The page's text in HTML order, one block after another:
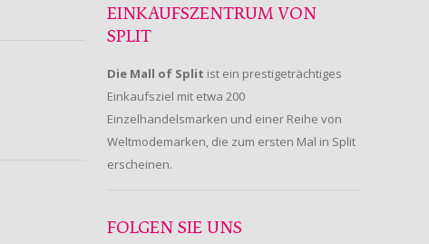
EINKAUFSZENTRUM VON
SPLIT
Die Mall of Split ist ein prestigeträchtiges
Einkaufsziel mit etwa 200
Einzelhandelsmarken und einer Reihe von
Weltmodemarken, die zum ersten Mal in Split
erscheinen.
FOLGEN SIE UNS